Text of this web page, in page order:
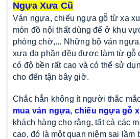
Ngựa Xưa Cũ
Ván ngựa, chiếu ngựa gỗ từ xa
món đồ nội thất dùng để ở khu
phòng chờ,... Những bộ ván
xưa đa phần đều được làm từ gỗ
có độ bền rất cao và có thể sử
cho đến tận bây giờ.
Chắc hẳn không ít người thắc
mua ván ngựa, chiếu ngựa gỗ
khách hàng cho rằng, tất cả các
cao, đó là một quan niệm sai lầm